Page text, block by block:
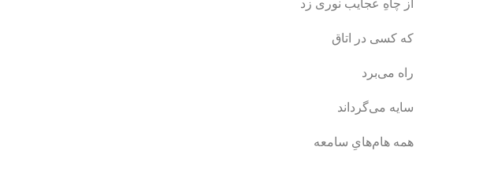
از چاهِ عجایب نوری زد
که کسی در اتاق
راه می‌برد
سایه می‌گرداند
همه هام‌هایِ سامعه